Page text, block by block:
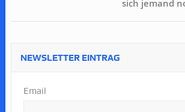
sich jemand
NEWSLETTER EINTRAG
Email